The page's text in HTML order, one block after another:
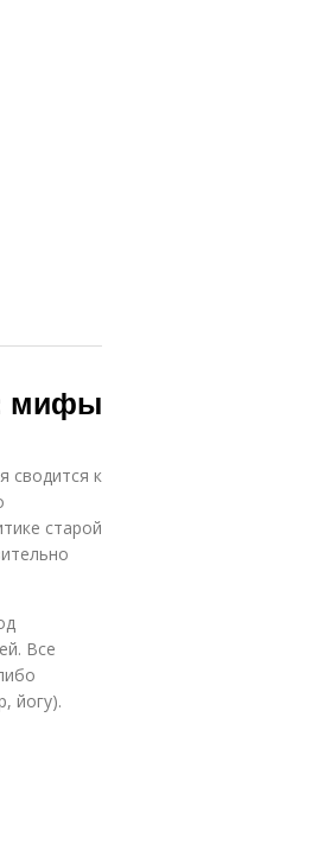
мифы
сводится к
старой
Все
йогу).